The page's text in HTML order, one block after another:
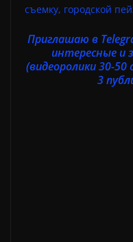
съемку, городской
Приглашаю в
интересные и
(видеоролики 30-50
3